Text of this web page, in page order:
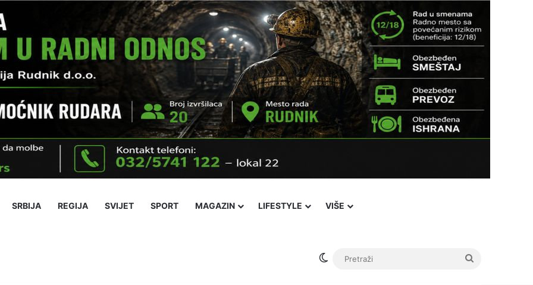
SRBIJA REGIJA SVIJET SPORT MAGAZIN LIFESTYLE VIŠE
Switch skin